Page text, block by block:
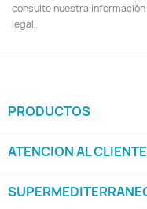
consulte nuestra
legal.
PRODUCTOS
ATENCION AL CLIENTE